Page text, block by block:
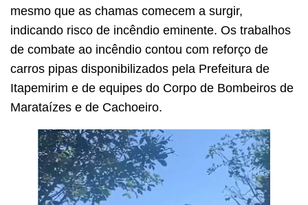
mesmo que as chamas comecem a surgir,
indicando risco de incêndio eminente. Os trabalhos
de combate ao incêndio contou com reforço de
carros pipas disponibilizados pela Prefeitura de
Itapemirim e de equipes do Corpo de Bombeiros de
Marataízes e de Cachoeiro.